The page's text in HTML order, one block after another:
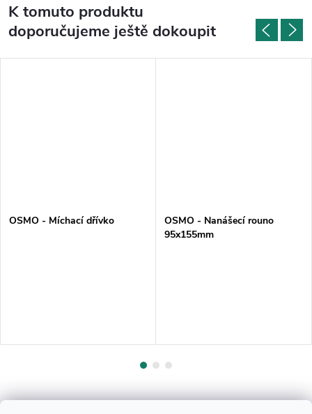
K tomuto produktu
doporučujeme ještě dokoupit
OSMO - Míchací dřívko
OSMO - Nanášecí rouno
95x155mm